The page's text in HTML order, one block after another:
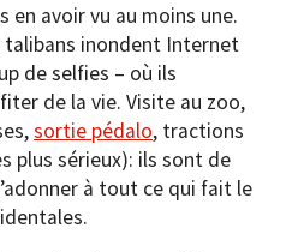
en avoir vu au moins une.
talibans inondent Internet
de selfies – où ils
de la vie. Visite au zoo,
sortie pédalo, tractions
plus sérieux): ils sont de
à tout ce qui fait le